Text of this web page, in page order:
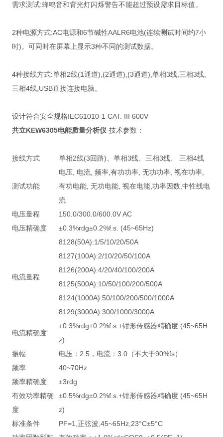
需求测试:蜂鸣音和背光灯闪烁警告不能超过预设需求目标值。
2种电源方式:AC电源和6节碱性AALR6电池(连续测试时间约7小
时)。可同时在屏幕上显示3种不同的测试数据。
4种接线方式:单相2线(1通道),(2通道),(3通道),单相3线,三相3线,
三相4线,USB直接连接电脑。
设计符合安全规格IEC61010-1 CAT. III 600V
共立KEW6305电能质量分析仪-技术参数：
接线方式 单相2线(3回路)、单相3线、三相3线、 三相4线
测试功能
电压, 电流, 频率,有功功率, 无功功率, 视在功率,
有功电能, 无功电能, 视在电能,功率因数,中性线电
流
电压量程
150.0/300.0/600.0V AC
电压精确度
±0.3%rdg±0.2%f.s. (45~65Hz)
电流量程
8128(50A):1/5/10/20/50A
8127(100A):2/10/20/50/100A
8126(200A):4/20/40/100/200A
8125(500A):10/50/100/200/500A
8124(1000A):50/100/200/500/1000A
8129(3000A):300/1000/3000A
电流精确度
±0.3%rdg±0.2%f.s.+钳形传感器精确度 (45~65H
z)
振幅
电压：2.5，电流：3.0（不大于90%fs）
频率
40~70Hz
频率精确度
±3rdg
有效功率精确
度
±0.5%rdg±0.2%f.s.+钳形传感器精确度 (45~65H
z)
标准条件
PF=1,正弦波,45~65Hz,23°C±5°C